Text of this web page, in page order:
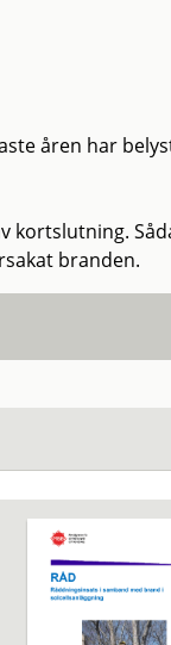
åren har
kortslutning.
branden.